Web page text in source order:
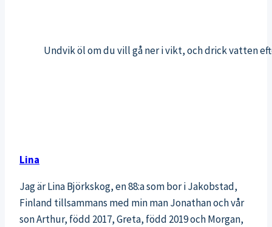
Undvik öl om du vill gå ner i vikt, och drick vatten
Lina
Jag är Lina Björkskog, en 88:a som bor i Jakobstad,
Finland tillsammans med min man Jonathan och vår
son Arthur, född 2017, Greta, född 2019 och Morgan,